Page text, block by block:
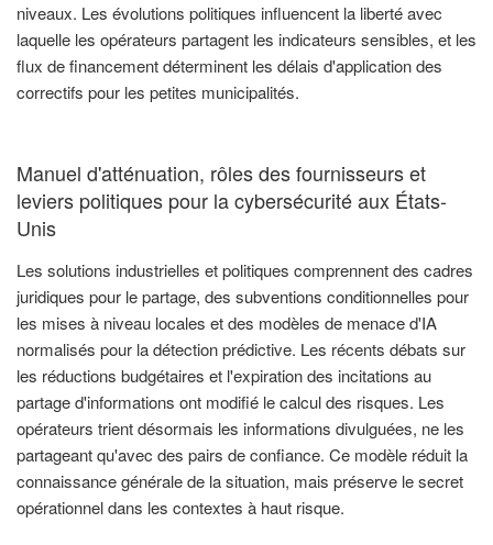
niveaux. Les évolutions politiques influencent la liberté avec
laquelle les opérateurs partagent les indicateurs sensibles, et les
flux de financement déterminent les délais d'application des
correctifs pour les petites municipalités.
Manuel d'atténuation, rôles des fournisseurs et
leviers politiques pour la cybersécurité aux États-
Unis
Les solutions industrielles et politiques comprennent des cadres
juridiques pour le partage, des subventions conditionnelles pour
les mises à niveau locales et des modèles de menace d'IA
normalisés pour la détection prédictive. Les récents débats sur
les réductions budgétaires et l'expiration des incitations au
partage d'informations ont modifié le calcul des risques. Les
opérateurs trient désormais les informations divulguées, ne les
partageant qu'avec des pairs de confiance. Ce modèle réduit la
connaissance générale de la situation, mais préserve le secret
opérationnel dans les contextes à haut risque.